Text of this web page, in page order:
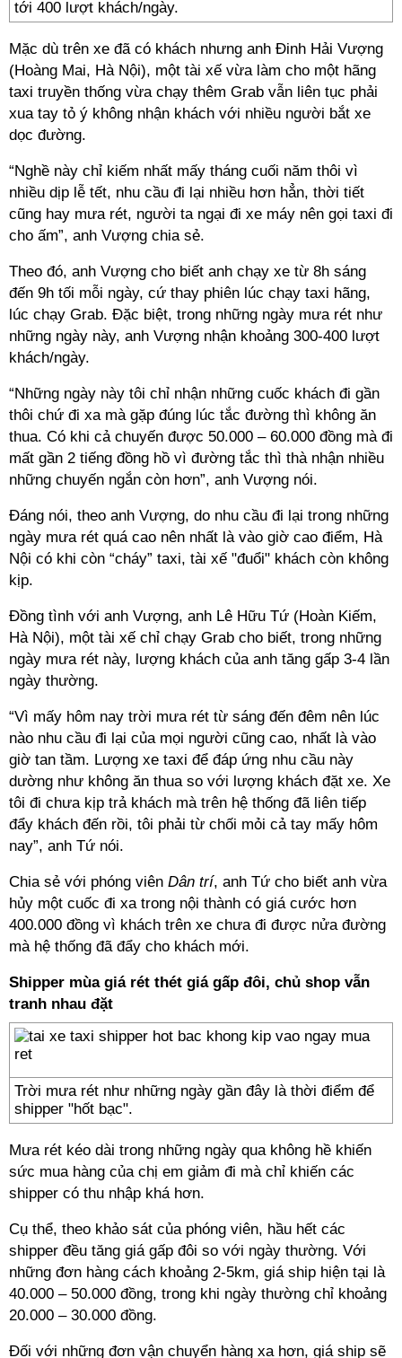
tới 400 lượt khách/ngày.
Mặc dù trên xe đã có khách nhưng anh Đinh Hải Vượng
(Hoàng Mai, Hà Nội), một tài xế vừa làm cho một hãng
taxi truyền thống vừa chạy thêm Grab vẫn liên tục phải
xua tay tỏ ý không nhận khách với nhiều người bắt xe
dọc đường.
“Nghề này chỉ kiếm nhất mấy tháng cuối năm thôi vì
nhiều dịp lễ tết, nhu cầu đi lại nhiều hơn hẳn, thời tiết
cũng hay mưa rét, người ta ngại đi xe máy nên gọi taxi đi
cho ấm”, anh Vượng chia sẻ.
Theo đó, anh Vượng cho biết anh chạy xe từ 8h sáng
đến 9h tối mỗi ngày, cứ thay phiên lúc chạy taxi hãng,
lúc chạy Grab. Đặc biệt, trong những ngày mưa rét như
những ngày này, anh Vượng nhận khoảng 300-400 lượt
khách/ngày.
“Những ngày này tôi chỉ nhận những cuốc khách đi gần
thôi chứ đi xa mà gặp đúng lúc tắc đường thì không ăn
thua. Có khi cả chuyến được 50.000 – 60.000 đồng mà đi
mất gần 2 tiếng đồng hồ vì đường tắc thì thà nhận nhiều
những chuyến ngắn còn hơn”, anh Vượng nói.
Đáng nói, theo anh Vượng, do nhu cầu đi lại trong những
ngày mưa rét quá cao nên nhất là vào giờ cao điểm, Hà
Nội có khi còn “cháy” taxi, tài xế "đuổi" khách còn không
kịp.
Đồng tình với anh Vượng, anh Lê Hữu Tứ (Hoàn Kiếm,
Hà Nội), một tài xế chỉ chạy Grab cho biết, trong những
ngày mưa rét này, lượng khách của anh tăng gấp 3-4 lần
ngày thường.
“Vì mấy hôm nay trời mưa rét từ sáng đến đêm nên lúc
nào nhu cầu đi lại của mọi người cũng cao, nhất là vào
giờ tan tầm. Lượng xe taxi để đáp ứng nhu cầu này
dường như không ăn thua so với lượng khách đặt xe. Xe
tôi đi chưa kịp trả khách mà trên hệ thống đã liên tiếp
đẩy khách đến rồi, tôi phải từ chối mỏi cả tay mấy hôm
nay”, anh Tứ nói.
Chia sẻ với phóng viên Dân trí, anh Tứ cho biết anh vừa
hủy một cuốc đi xa trong nội thành có giá cước hơn
400.000 đồng vì khách trên xe chưa đi được nửa đường
mà hệ thống đã đẩy cho khách mới.
Shipper mùa giá rét thét giá gấp đôi, chủ shop vẫn
tranh nhau đặt
Trời mưa rét như những ngày gần đây là thời điểm để
shipper "hốt bạc".
Mưa rét kéo dài trong những ngày qua không hề khiến
sức mua hàng của chị em giảm đi mà chỉ khiến các
shipper có thu nhập khá hơn.
Cụ thể, theo khảo sát của phóng viên, hầu hết các
shipper đều tăng giá gấp đôi so với ngày thường. Với
những đơn hàng cách khoảng 2-5km, giá ship hiện tại là
40.000 – 50.000 đồng, trong khi ngày thường chỉ khoảng
20.000 – 30.000 đồng.
Đối với những đơn vận chuyển hàng xa hơn, giá ship sẽ